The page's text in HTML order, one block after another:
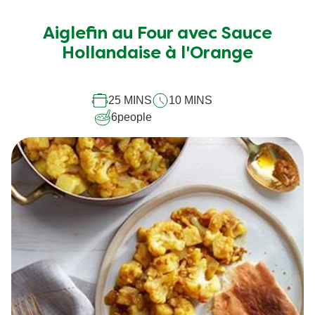
soumise
pour
Aiglefin au Four avec Sauce
Hollandaise à l'Orange
25 MINS
10 MINS
6people